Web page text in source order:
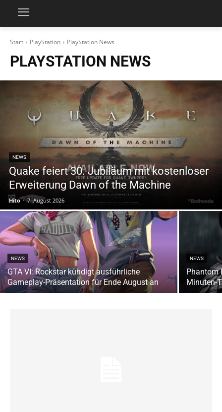
Start PlayStation PlayStation News
PLAYSTATION NEWS
NEWS
Quake feiert 30. Jubiläum mit kostenloser
Erweiterung Dawn of the Machine
Hito - 7. August 2026
NEWS
GTA VI: Rockstar kündigt ausführliche
Gameplay-Präsentation für Ende August an
NEWS
Phantom
Minuten-